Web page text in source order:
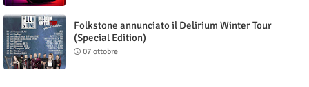
Folkstone annunciato il Delirium Winter Tour
(Special Edition)
07 ottobre